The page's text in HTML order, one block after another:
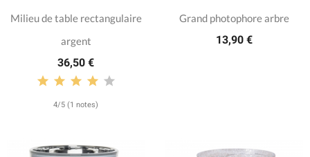
Milieu de table rectangulaire
argent
36,50 €
4/5 (1 notes)
Grand photophore arbre
13,90 €